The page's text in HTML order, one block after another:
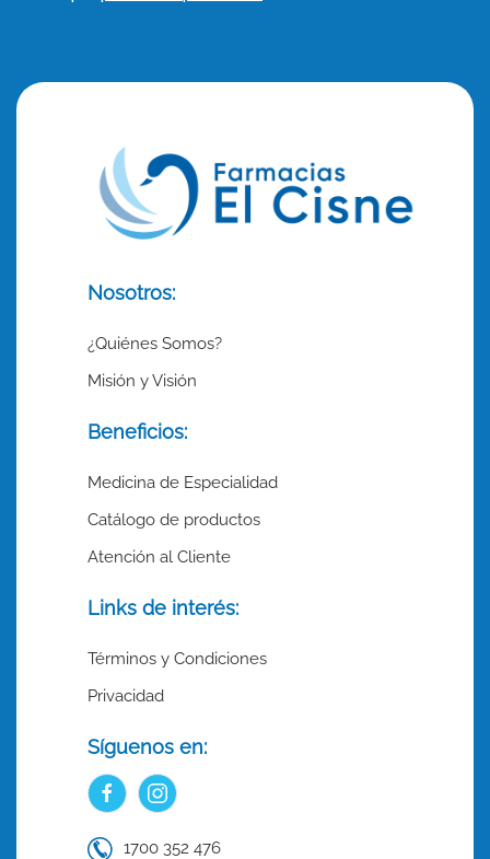
Nosotros:
¿Quiénes Somos?
Misión y Visión
Beneficios:
Medicina de Especialidad
Catálogo de productos
Atención al Cliente
Links de interés:
Términos y Condiciones
Privacidad
Síguenos en:
1700 352 476